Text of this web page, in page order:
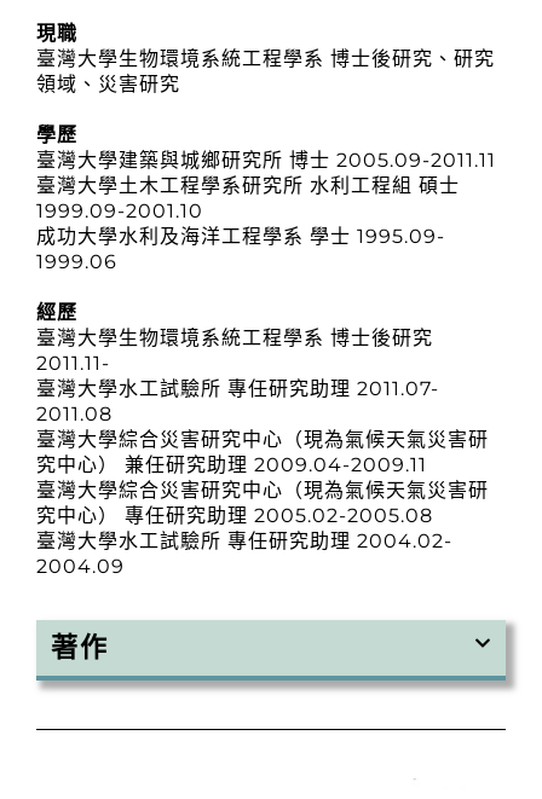
現職
臺灣大學生物環境系統工程學系 博士後研究、研究
領域、災害研究
學歷
臺灣大學建築與城鄉研究所 博士 2005.09-2011.11
臺灣大學土木工程學系研究所 水利工程組 碩士
1999.09-2001.10
成功大學水利及海洋工程學系 學士 1995.09-
1999.06
經歷
臺灣大學生物環境系統工程學系 博士後研究
2011.11-
臺灣大學水工試驗所 專任研究助理 2011.07-
2011.08
臺灣大學綜合災害研究中心（現為氣候天氣災害研
究中心） 兼任研究助理 2009.04-2009.11
臺灣大學綜合災害研究中心（現為氣候天氣災害研
究中心） 專任研究助理 2005.02-2005.08
臺灣大學水工試驗所 專任研究助理 2004.02-
2004.09
著作